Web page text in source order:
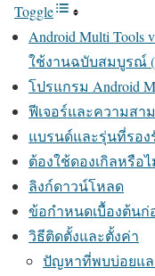
Toggle
Android Multi
ใช้งานฉบับสมบูรณ์
โปรแกรม Android
ฟีเจอร์และความสา
แบรนด์และรุ่นที่รอง
ต้องใช้ดองเกิลหรือไ
ลิงก์ดาวน์โหลด
ข้อกำหนดเบื้องต้นก่
วิธีติดตั้งและตั้งค่า
ปัญหาที่พบบ่อยแล